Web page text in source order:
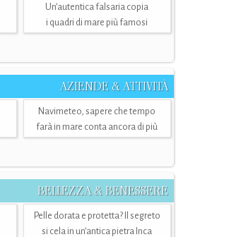
Un’autentica falsaria copia
i quadri di mare più famosi
AZIENDE & ATTIVITÀ
Navimeteo, sapere che tempo
farà in mare conta ancora di più
BELLEZZA & BENESSERE
Pelle dorata e protetta? Il segreto
si cela in un’antica pietra Inca